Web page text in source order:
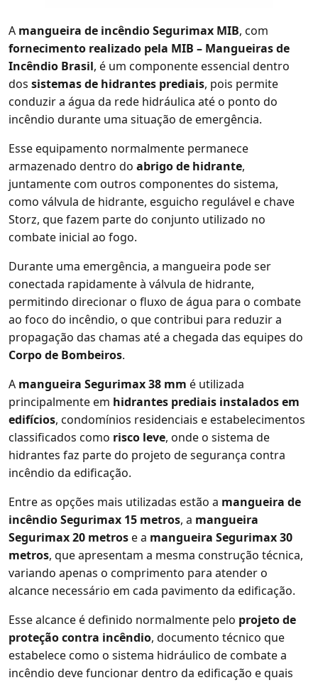
A mangueira de incêndio Segurimax MIB, com
fornecimento realizado pela MIB – Mangueiras de
Incêndio Brasil, é um componente essencial dentro
dos sistemas de hidrantes prediais, pois permite
conduzir a água da rede hidráulica até o ponto do
incêndio durante uma situação de emergência.
Esse equipamento normalmente permanece
armazenado dentro do abrigo de hidrante,
juntamente com outros componentes do sistema,
como válvula de hidrante, esguicho regulável e chave
Storz, que fazem parte do conjunto utilizado no
combate inicial ao fogo.
Durante uma emergência, a mangueira pode ser
conectada rapidamente à válvula de hidrante,
permitindo direcionar o fluxo de água para o combate
ao foco do incêndio, o que contribui para reduzir a
propagação das chamas até a chegada das equipes do
Corpo de Bombeiros.
A mangueira Segurimax 38 mm é utilizada
principalmente em hidrantes prediais instalados em
edifícios, condomínios residenciais e estabelecimentos
classificados como risco leve, onde o sistema de
hidrantes faz parte do projeto de segurança contra
incêndio da edificação.
Entre as opções mais utilizadas estão a mangueira de
incêndio Segurimax 15 metros, a mangueira
Segurimax 20 metrose a mangueira Segurimax 30
metros, que apresentam a mesma construção técnica,
variando apenas o comprimento para atender o
alcance necessário em cada pavimento da edificação.
Esse alcance é definido normalmente pelo projeto de
proteção contra incêndio, documento técnico que
estabelece como o sistema hidráulico de combate a
incêndio deve funcionar dentro da edificação e quais